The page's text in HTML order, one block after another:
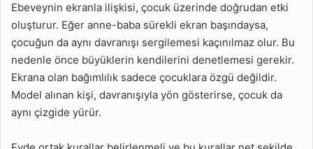
Ebeveynin ekranla ilişkisi, çocuk üzerinde doğrudan etki
oluşturur. Eğer anne-baba sürekli ekran başındaysa,
çocuğun da aynı davranışı sergilemesi kaçınılmaz olur. Bu
nedenle önce büyüklerin kendilerini denetlemesi gerekir.
Ekrana olan bağımlılık sadece çocuklara özgü değildir.
Model alınan kişi, davranışıyla yön gösterirse, çocuk da
aynı çizgide yürür.